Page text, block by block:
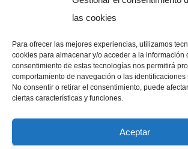
las cookies
Para ofrecer las mejores experiencias, utilizamos
cookies para almacenar y/o acceder a la información
consentimiento de estas tecnologías nos permitirá
comportamiento de navegación o las identificaciones
No consentir o retirar el consentimiento, puede
ciertas características y funciones.
Aceptar
E-mail
diaadia.redaccion@gmail.com